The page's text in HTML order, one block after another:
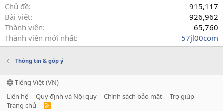
Chủ đề
915,117
Bài viết
926,962
Thành viên
65,760
Thành viên mới nhất
57jl00com
Thông tin & góp ý
Tiếng Việt (VN)
Liên hệ
Quy định và Nội quy Chính sách bảo mật
Trợ giúp
Trang chủ
R